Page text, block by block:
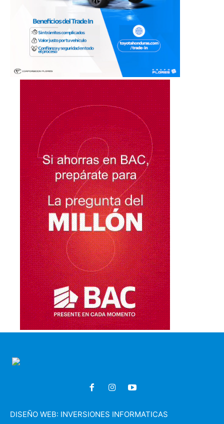
DISEÑO WEB: INVERSIONES INFORMATICAS